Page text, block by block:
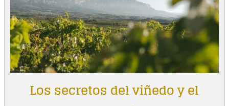
Los secretos del viñedo y el